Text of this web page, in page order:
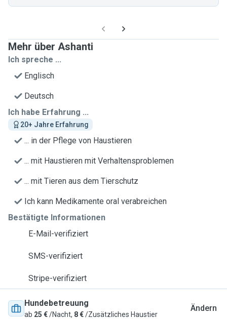
Mehr über Ashanti
Ich spreche ...
Englisch
Deutsch
Ich habe Erfahrung ...
20+ Jahre Erfahrung
... in der Pflege von Haustieren
... mit Haustieren mit Verhaltensproblemen
... mit Tieren aus dem Tierschutz
Ich kann Medikamente oral verabreichen
Bestätigte Informationen
E-Mail-verifiziert
SMS-verifiziert
Stripe-verifiziert
Hundebetreuung
ab 25 €/Nacht, 8 €/Zusätzliches Haustier
Ändern